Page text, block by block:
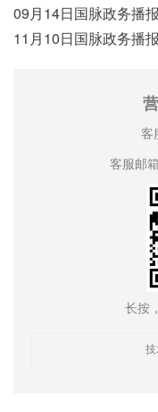
09月14日国脉政务播报
11月10日国脉政务播报
客
客服邮
长按
技